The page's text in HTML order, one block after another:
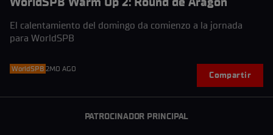
El calentamiento del domingo da comienzo a la jornada
para WorldSPB
WorldSPB 2MO AGO
Compartir
PATROCINADOR PRINCIPAL